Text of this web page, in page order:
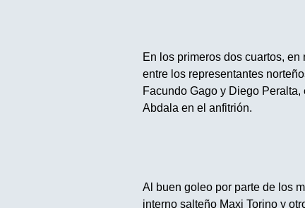
En los primeros dos cuartos,
entre los representantes
Facundo Gago y Diego
Abdala en el anfitrión.
Al buen goleo por parte de los
interno salteño Maxi Torino y